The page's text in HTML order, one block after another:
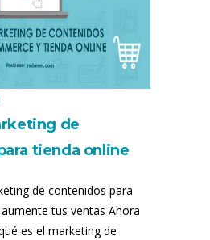
de
tienda online
de contenidos para
tus ventas Ahora
es el marketing de